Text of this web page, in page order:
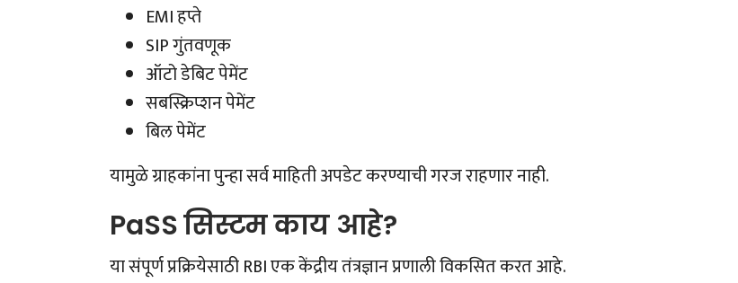
EMI हप्ते
SIP गुंतवणूक
ऑटो डेबिट पेमेंट
सबस्क्रिप्शन पेमेंट
बिल पेमेंट
यामुळे ग्राहकांना पुन्हा सर्व माहिती अपडेट करण्याची गरज राहणार नाही.
PaSS सिस्टम काय आहे?
या संपूर्ण प्रक्रियेसाठी RBI एक केंद्रीय तंत्रज्ञान प्रणाली विकसित करत आहे.